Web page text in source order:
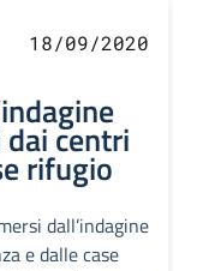
18/09/2020
centri
rifugio
dall’indagine
e dalle case